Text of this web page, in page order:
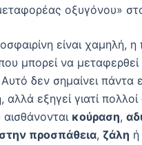
οξυγόνου»
είναι χαμηλή,
μπορεί να μεταφερθεί
Αυτό δεν σημαίνει πάντα
αλλά εξηγεί γιατί
κούραση,
προσπάθεια, ζάλη ή